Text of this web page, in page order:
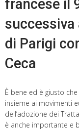
francese il
successiva
di Parigi
Ceca
È bene ed è giusto
insieme ai movimenti
dell’adozione dei
è anche importante e